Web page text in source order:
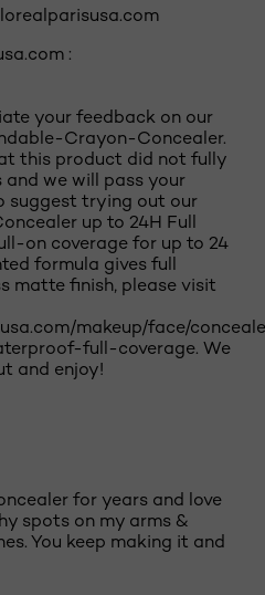
:
your feedback on our
Crayon-Concealer.
this product did not fully
we will pass your
suggest trying out our
up to 24H Full
on coverage for up to 24
formula gives full
matte finish, please visit
makeup/face/
full-coverage. We
and enjoy!
for years and love
spots on my arms &
You keep making it and